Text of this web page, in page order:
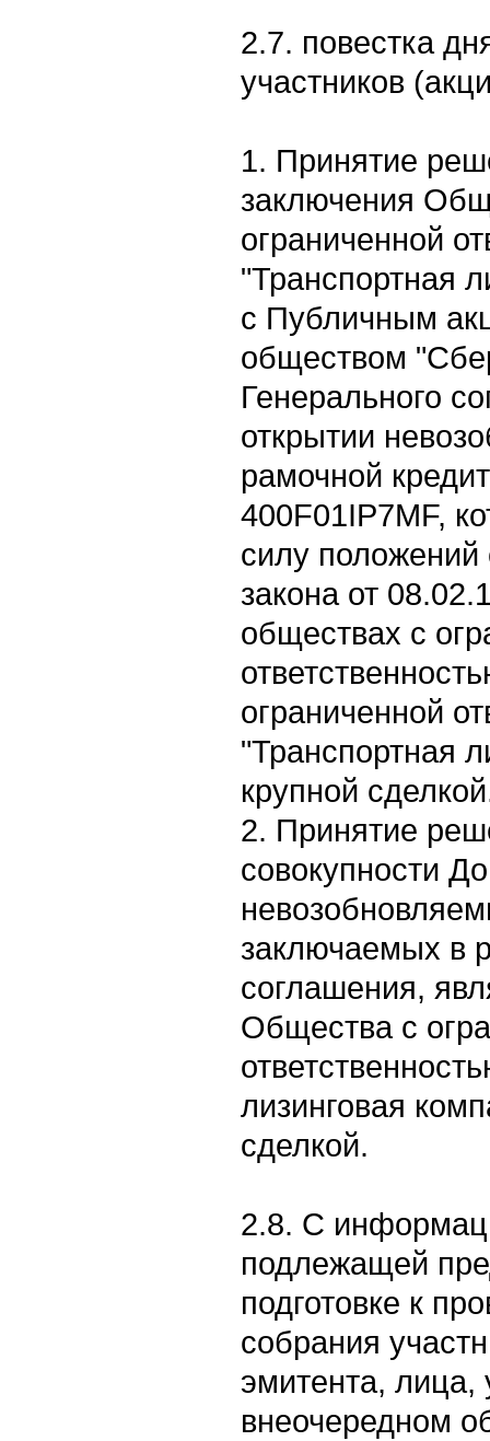
2.7. повестка
участников
1. Принятие
заключения
ограниченной
"Транспортная
с Публичным
обществом
Генерального
открытии
рамочной
400F01IP7MF,
силу положений
закона от
обществах с
ограниченной
"Транспортная
крупной
2. Принятие
совокупности
заключаемых в
соглашения,
Общества с
лизинговая
сделкой.
2.8. С
подлежащей
подготовке к
собрания
эмитента,
внеочередном